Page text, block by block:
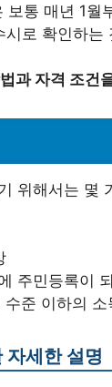
통 매년 1월
로 확인하는
과 자격 조건
위해서는 몇
주민등록이
수준 이하의
자세한 설명